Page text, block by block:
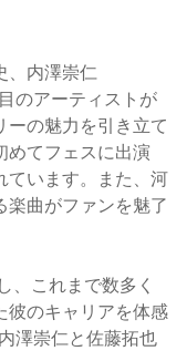
、内澤崇仁
のアーティストが
ーの魅力を引き立て
めてフェスに出演
ています。また、河
楽曲がファンを魅了
、これまで数多く
彼のキャリアを体感
澤崇仁と佐藤拓也